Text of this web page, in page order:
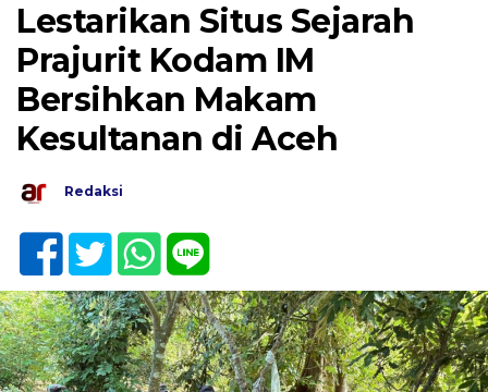
Lestarikan Situs Sejarah
Prajurit Kodam IM
Bersihkan Makam
Kesultanan di Aceh
Redaksi